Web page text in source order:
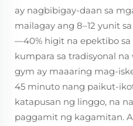
ay nagbibigay-daan sa
mailagay ang 8–12 yunit
—40% higit na epektibo
kumpara sa tradisyonal
gym ay maaaring mag-
45 minuto nang paikut-
katapusan ng linggo, na
paggamit ng kagamitan.